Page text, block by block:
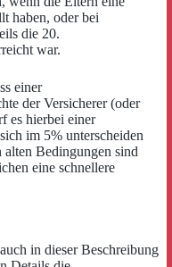
haben, oder bei
die 20.
war.
einer
der Versicherer (oder
es hierbei einer
im 5% unterscheiden
alten Bedingungen sind
eine schnellere
in dieser Beschreibung